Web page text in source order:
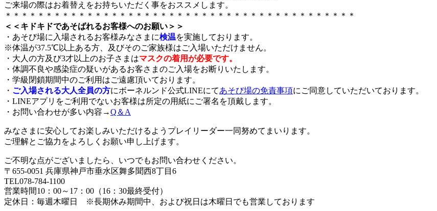
ご来場の際はお着替えをお持ちいただく事をおススメします。
＊＊＊＊＊＊＊＊＊＊＊＊＊＊＊＊＊＊＊＊＊＊＊＊＊＊＊＊＊＊＊＊＊＊＊＊＊＊＊＊＊＊＊
＜＜キドキドであそばれるお客様へのお願い＞＞
・あそび場に入場されるお客様みなさまに検温を実施しております。
※体温が37.5℃以上ある方、及びそのご家族様はご入場いただけません。
・大人の方及び3才以上のお子さまはマスクの着用が必要です。
・体調不良や感染症の疑いがあるお客さまのご入場をお断りいたします。
・学級閉鎖期間中のご利用はご遠慮頂いております。
・ ご入場される大人全員の方にボーネルンド公式LINEにてあそび場の免責事項にご同意していただいております。
・LINEアプリをご利用でないお客様は所定の用紙にご署名を頂戴します。
・お問い合わせが多い内容→Q＆A
みなさまに安心してお楽しみいただけるようプレイリーダー一同努めてまいります。
ご理解とご協力をよろしくお願い申し上げます。
ご不明な点がございましたら、いつでもお問い合わせください。
〒655-0051 兵庫県神戸市垂水区舞多聞西8丁目6
TEL078-784-1100
営業時間10：00～17：00（16：30最終受付）
定休日：毎週木曜日 ※長期休み期間中、および祝日は木曜日でも営業しております